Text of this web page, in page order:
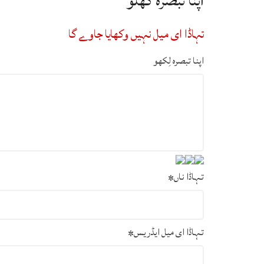
تہاڈا ای میل نہیں وکھایا جاوے گا
اپنا تبصرہ لِکھو
تہاڈا ناں*
تہاڈا ای میل ایڈریس*